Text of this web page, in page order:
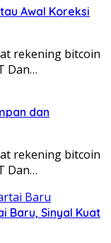
Awal Koreksi
rekening bitcoin
Dan…
dan
rekening bitcoin
Dan…
Baru, Sinyal Kuat